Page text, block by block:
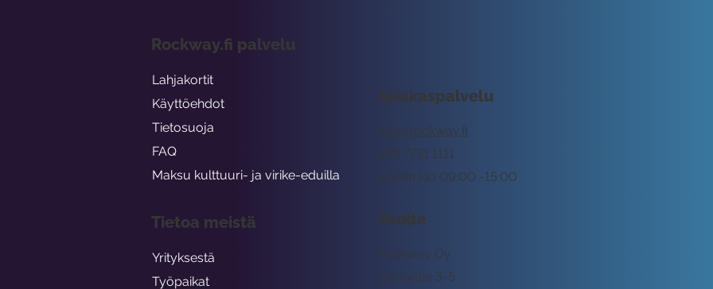
Asiakaspalvelu
tuki@rockway.fi
Arkisin klo 09:00 -15:00
045 7731 1111
Osoite
Rockway Oy
Lemuntie 3-5
Rockway.fi palvelu
Lahjakortit
Käyttöehdot
Tietosuoja
FAQ
Maksu kulttuuri- ja virike-eduilla
Tietoa meistä
Yrityksestä
Työpaikat